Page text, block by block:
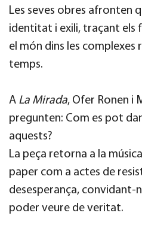
Les seves obres afronten
identitat i exili, traçant els
el món dins les
temps.
A La Mirada, Ofer Ronen i
pregunten: Com es pot
aquests?
La peça retorna a la
paper com a actes de
desesperança, convidant-
poder veure de veritat.